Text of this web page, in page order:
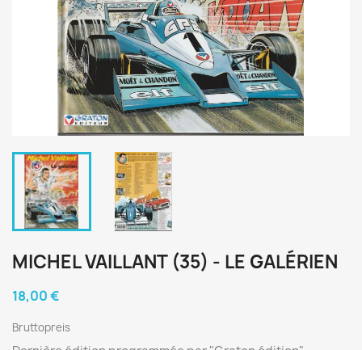
MICHEL VAILLANT (35) - LE GALÉRIEN
18,00 €
Bruttopreis